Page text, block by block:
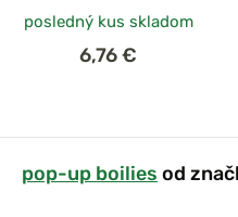
posledný kus skladom
6,76 €
pop-up boilies od